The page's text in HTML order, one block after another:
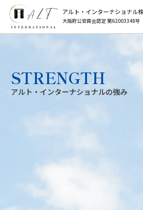
アルト・インターナショナル
大阪府公安員会認定 第62003348号
STRENGTH
アルト・インターナショナルの強み